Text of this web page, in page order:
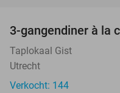
3-gangendiner à la
Taplokaal Gist
Utrecht
Verkocht: 144